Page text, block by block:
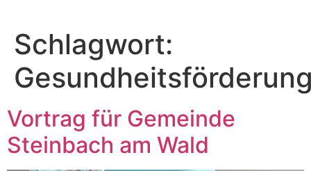
Schlagwort:
Vortrag für Gemeinde
Steinbach am Wald